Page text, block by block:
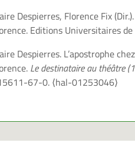
Despierres, Florence Fix
Editions Universitaires
Despierres. L’apostrophe
Le destinataire au théâtre
67-0. ⟨hal-01253046⟩